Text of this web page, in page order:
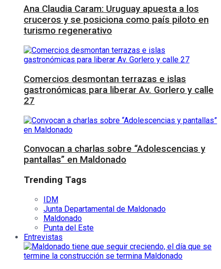
Ana Claudia Caram: Uruguay apuesta a los
cruceros y se posiciona como país piloto en
turismo regenerativo
Comercios desmontan terrazas e islas
gastronómicas para liberar Av. Gorlero y calle
27
Convocan a charlas sobre “Adolescencias y
pantallas” en Maldonado
Trending Tags
IDM
Junta Departamental de Maldonado
Maldonado
Punta del Este
Entrevistas